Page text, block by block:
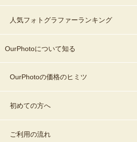
人気フォトグラファーランキング
OurPhotoについて知る
OurPhotoの価格のヒミツ
初めての方へ
ご利用の流れ